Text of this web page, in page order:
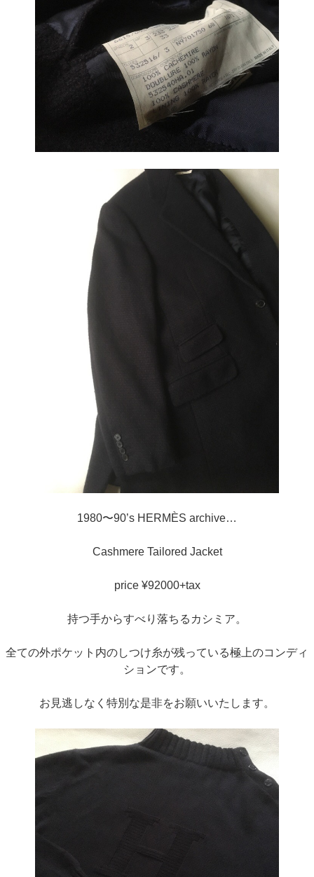
1980〜90’s HERMÈS archive…
Cashmere Tailored Jacket
price ¥92000+tax
持つ手からすべり落ちるカシミア。
全ての外ポケット内のしつけ糸が残っている極上のコンディ
ションです。
お見逃しなく特別な是非をお願いいたします。